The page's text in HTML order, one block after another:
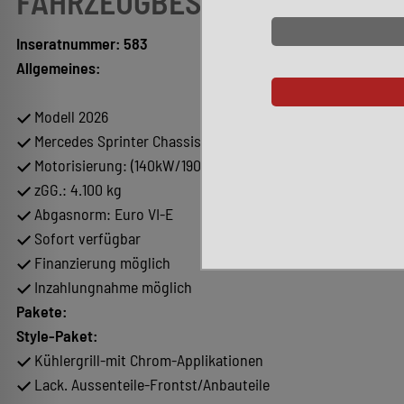
Inseratnummer: 583
Allgemeines:
Modell 2026
Mercedes Sprinter Chassis
Motorisierung: (140kW/190PS)
zGG.: 4.100 kg
Abgasnorm: Euro VI-E
Sofort verfügbar
Finanzierung möglich
Inzahlungnahme möglich
Pakete:
Style-Paket:
Kühlergrill-mit Chrom-Applikationen
Lack. Aussenteile-Frontst/Anbauteile